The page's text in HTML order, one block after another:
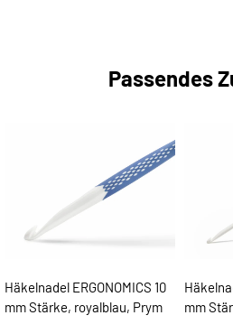
Passendes
Häkelnadel ERGONOMICS 10
mm Stärke, royalblau, Prym
mm